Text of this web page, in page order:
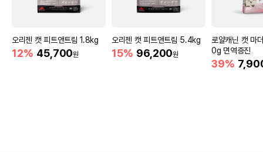
오리젠 캣 피트앤트림 1.8kg
12% 45,700원
오리젠 캣 피트앤트림 5.4kg
15% 96,200원
로얄캐닌 캣 마
0g 면역증진
39%